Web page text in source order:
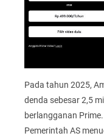
Pada tahun 2025,
denda sebesar 2,5
berlangganan
Pemerintah AS